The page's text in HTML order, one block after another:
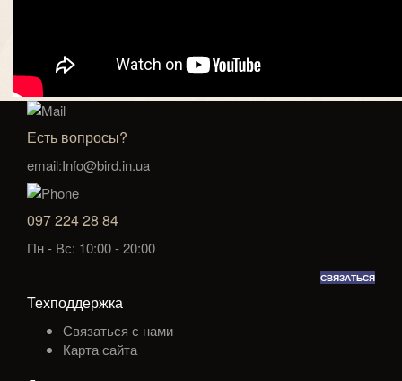
Есть вопросы?
email:Info@bird.in.ua
097 224 28 84
Пн - Вс: 10:00 - 20:00
СВЯЗАТЬСЯ
Техподдержка
Связаться с нами
Карта сайта